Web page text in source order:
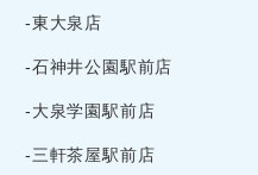
-東大泉店
-石神井公園駅前店
-大泉学園駅前店
-三軒茶屋駅前店